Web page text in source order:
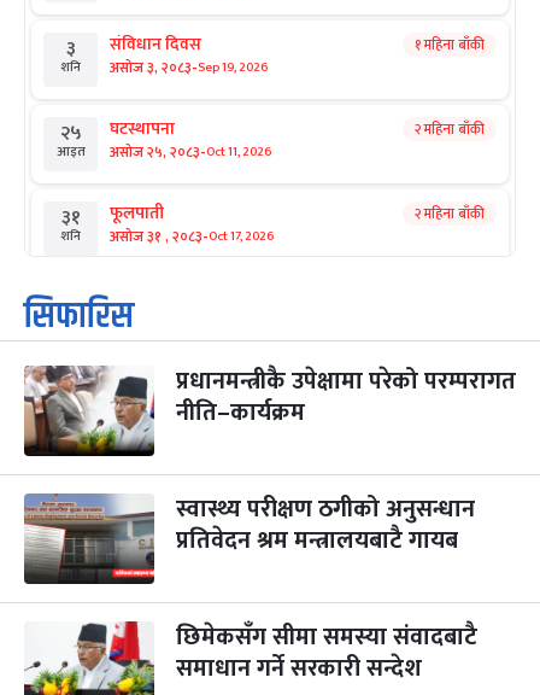
३
शनि
संविधान दिवस
असोज ३, २०८३-Sep 19, 2026
१ महिना बाँकी
२५
आइत
घटस्थापना
असोज २५, २०८३-Oct 11, 2026
२ महिना बाँकी
३१
शनि
फूलपाती
असोज ३१ , २०८३-Oct 17, 2026
२ महिना बाँकी
१
आइत
कार्तिक सङ्क्रान्ति
कार्तिक १, २०८३
३
मंगल
महानवमी
कार्तिक ३, २०८३-Oct 20, 2026
२ महिना बाँकी
४
बुध कार्तिक ४, २०८३ Oct 21, 2026
५
बिहि
पापा‌ङ्कुशा एकादशी व्रत
कार्तिक ५, २०८३
२ महिना बाँकी
२२
आइत
कुकुर तिहार
कार्तिक २२, २०८३-Nov 8, 2026
३ महिना बाँकी
सिफारिस
प्रधानमन्त्रीकै उपेक्षामा परेको परम्परागत
नीति–कार्यक्रम
स्वास्थ्य परीक्षण ठगीको अनुसन्धान
प्रतिवेदन श्रम मन्त्रालयबाटै गायब
छिमेकसँग सीमा समस्या संवादबाटै
समाधान गर्ने सरकारी सन्देश